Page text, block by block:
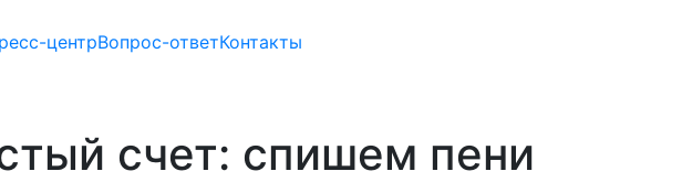
центрВопрос-ответКонтакты
счет: спишем пени